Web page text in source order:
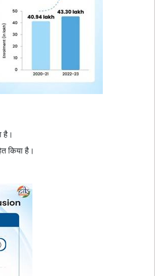
है।
किया है।